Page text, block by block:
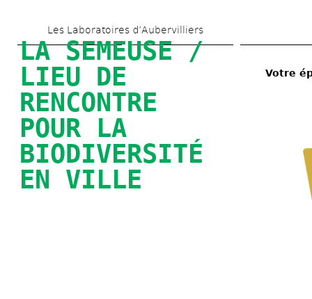
to
main
content
Les Laboratoires d’Aubervilliers
LA SEMEUSE /
LIEU DE
RENCONTRE
POUR LA
BIODIVERSITÉ
EN VILLE
Votre